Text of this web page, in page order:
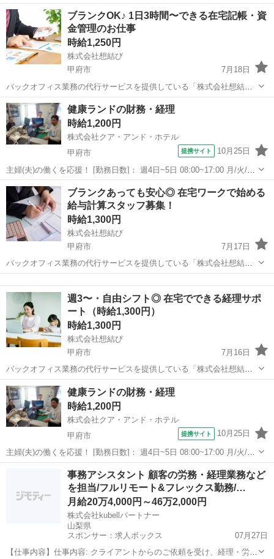
ても大丈夫♪ 経験はちょっとだけ…という方もOK！ ≪稼ぎたい人向け
≫ 高収入を希望される方にオススメ。 残業は月20時間以上あります♪
≪完全週休二日制≫ ...
山梨 韮崎市 韮崎駅 経理
ブランクOK♪ 1日3時間〜できる在宅記帳・資
金管理のお仕事
時給1,250円
株式会社想結び
甲府市
7月18日
バックオフィス業務の代行サービスを提供している「株式会社想結び
(おむすび)」です。 当社クライアント企業の財務に関する業務をサポ
ートしていただける方を募集します☆ 税理士資格をお持ちの方限定で
す！ ＝＝＝＝＝＝...
山梨 甲府市 経理 リモート
健康ランドの財務・経理
時給1,200円
株式会社クア・アンド・ホテル
甲府市
提携サイト 10月25日
主婦(夫)の働くを応援！ [勤務日数]： 週4日~5日 08:00~17:00 月/火/水/
木/金 などから選べます [勤務地・最寄駅]： 山梨県甲府市丸の内2丁目
21-1 株式会社クア・アンド・ホテル 甲府駅徒歩10分...
山梨 甲府市
ブランクあっても安心◎ 在宅ワークで始める
給与計算スタッフ募集！
時給1,300円
株式会社想結び
甲府市
7月17日
バックオフィス業務の代行サービスを提供している「株式会社想結び
(おむすび)」です。 当社クライアント企業の給与計算業務をサポート
していただける、経理メンバーを募集します☆ 経理担当者として、給
与計算を行っていた実務経...週3〜・自由シフト◎ 在宅でできる経理サポ
ート（時給1,300円）
時給1,300円
株式会社想結び
甲府市
7月16日
バックオフィス業務の代行サービスを提供している「株式会社想結び
(おむすび)」です。 当社クライアント企業の経理業務をサポートして
いただける、経理メンバーを募集します☆ 単純な仕訳入力だけではな
く、会計処理全体を理解し...
山梨 甲府市 経理 リモート
健康ランドの財務・経理
時給1,200円
株式会社クア・アンド・ホテル
甲府市
提携サイト 10月25日
主婦(夫)の働くを応援！ [勤務日数]： 週4日~5日 08:00~17:00 月/火/水/
木/金 などから選べます [勤務地・最寄駅]： 山梨県甲府市丸の内2丁目
21-1 株式会社クア・アンド・ホテル 甲府駅徒歩10分...
甲府市 経理
事務アシスタント 顧客の労務・経理業務など
を担当/フルリモート&フレックス勤務/…
月給20万4,000円～46万2,000円
株式会社kubellパートナー
山梨県
スポンサー：求人ボックス
07月27日
【仕事内容】仕事内容: クライアントからのご依頼を受け、経理・労務